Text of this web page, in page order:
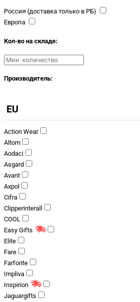
Россия (доставка только в РБ)
Европа
Кол-во на складе:
Производитель:
EU
Action Wear
Altom
Aodaci
Asgard
Avant
Axpol
Cifra
Clipperinterall
COOL
Easy Gifts
Elite
Fare
Farforite
Impliva
Inspirion
Jaguargifts